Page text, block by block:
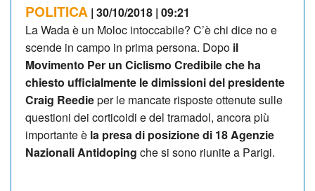
POLITICA | 30/10/2018 | 09:21
La Wada è un Moloc intoccabile? C’è chi dice no e
scende in campo in prima persona. Dopo il
Movimento Per un Ciclismo Credibile che ha
chiesto ufficialmente le dimissioni del presidente
Craig Reedieper le mancate risposte ottenute sulle
questioni dei corticoidi e del tramadol, ancora più
importante è la presa di posizione di 18 Agenzie
Nazionali Antidoping che si sono riunite a Parigi.